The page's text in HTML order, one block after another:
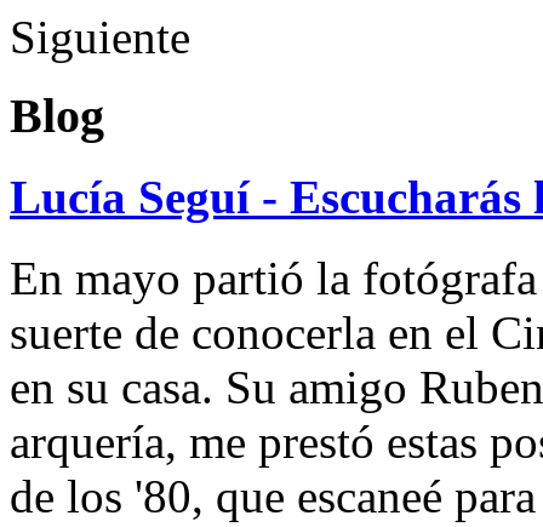
Siguiente
Blog
Lucía Seguí - Escucharás
En mayo partió la
suerte de conocerla en el
en su casa. Su amigo
arquería, me prestó estas
de los '80, que escaneé